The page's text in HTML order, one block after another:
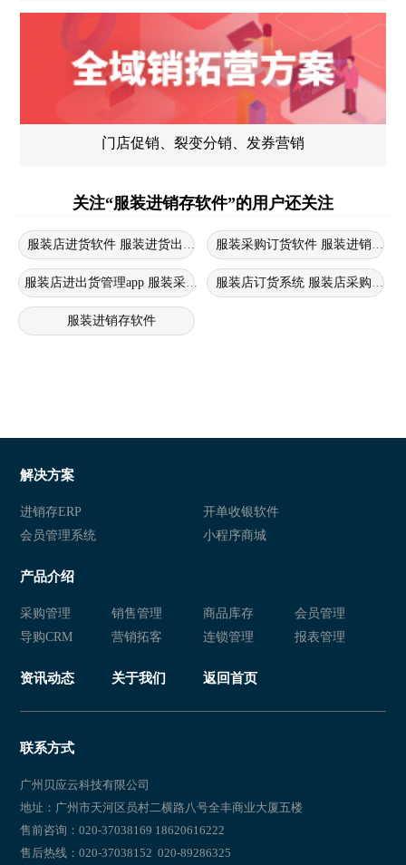
门店促销、裂变分销、发券营销
关注“服装进销存软件”的用户还关注
服装店进货软件 服装进货出货软件 服装店采购管理系统
服装采购订货软件 服装进销存软
服装店进出货管理app 服装采购管理软件 服装采购订货软件
服装店订货系统 服装店采购管理
服装进销存软件
解决方案
进销存ERP
开单收银软件
会员管理系统
小程序商城
产品介绍
采购管理 销售管理 商品库存
会员管理
导购CRM
营销拓客 连锁管理 报表管理
资讯动态 关于我们 返回首页
联系方式
广州贝应云科技有限公司
地址：广州市天河区员村二横路八号全丰商业大厦五楼
售前咨询：020-37038169 18620616222
售后热线：020-37038152 020-89286325